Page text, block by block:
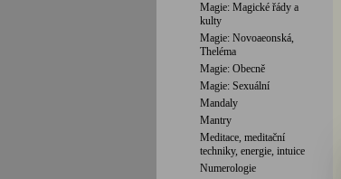
Magie: Magické řády a
kulty
Magie: Novoaeonská,
Theléma
Magie: Obecně
Magie: Sexuální
Mandaly
Mantry
Meditace, meditační
techniky, energie, intuice
Numerologie